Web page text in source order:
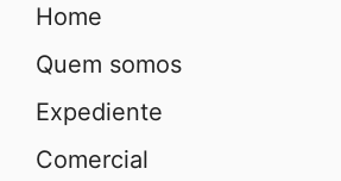
Home
Quem somos
Expediente
Comercial